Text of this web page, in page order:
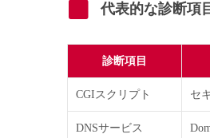
代表的な診断項
診断項目
CGIスクリプト セ
DNSサービス